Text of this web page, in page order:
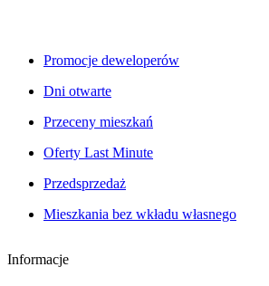
Promocje deweloperów
Dni otwarte
Przeceny mieszkań
Oferty Last Minute
Przedsprzedaż
Mieszkania bez wkładu własnego
Informacje